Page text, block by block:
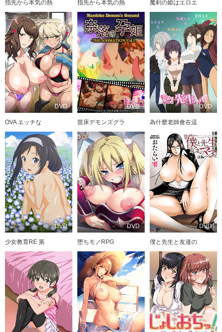
指先から本気の熱 指先から本気の熱 魔剣の姫はエロエ
DVD
OVA エッチな
DVD
苗床デモンズグラ
DVD
為什麼老師會在這
DVD
少女教育RE 第
DVD
堕ちモノRPG
DVD
僕と先生と友達の